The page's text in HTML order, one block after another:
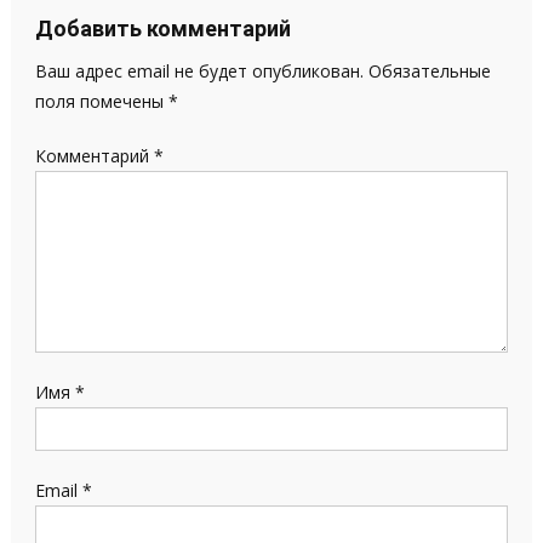
записям
Добавить комментарий
Ваш адрес email не будет опубликован. Обязательные
поля помечены *
Комментарий *
Имя *
Email *